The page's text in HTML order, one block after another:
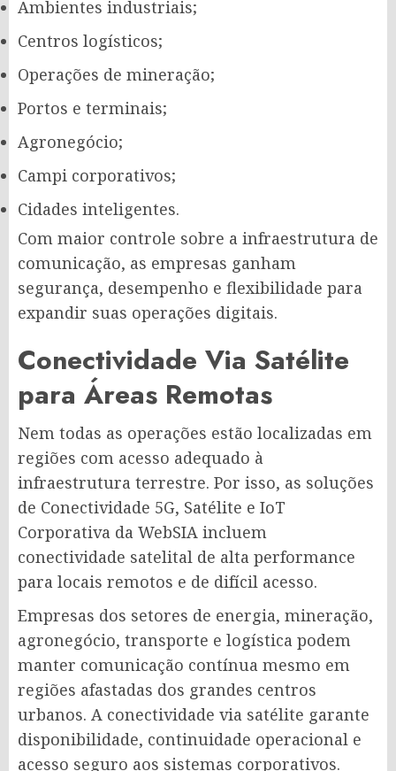
Ambientes industriais;
Centros logísticos;
Operações de mineração;
Portos e terminais;
Agronegócio;
Campi corporativos;
Cidades inteligentes.
Com maior controle sobre a infraestrutura de
comunicação, as empresas ganham
segurança, desempenho e flexibilidade para
expandir suas operações digitais.
Conectividade Via Satélite
para Áreas Remotas
Nem todas as operações estão localizadas em
regiões com acesso adequado à
infraestrutura terrestre. Por isso, as soluções
de Conectividade 5G, Satélite e IoT
Corporativa da WebSIA incluem
conectividade satelital de alta performance
para locais remotos e de difícil acesso.
Empresas dos setores de energia, mineração,
agronegócio, transporte e logística podem
manter comunicação contínua mesmo em
regiões afastadas dos grandes centros
urbanos. A conectividade via satélite garante
disponibilidade, continuidade operacional e
acesso seguro aos sistemas corporativos.